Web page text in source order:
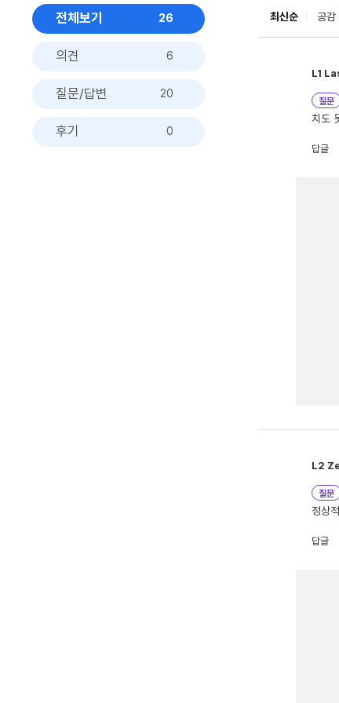
전체보기 26
의견 6
질문/답변 20
후기 0
최신순 공감
L1
질문
치도
답글
L2
질문
정상
답글